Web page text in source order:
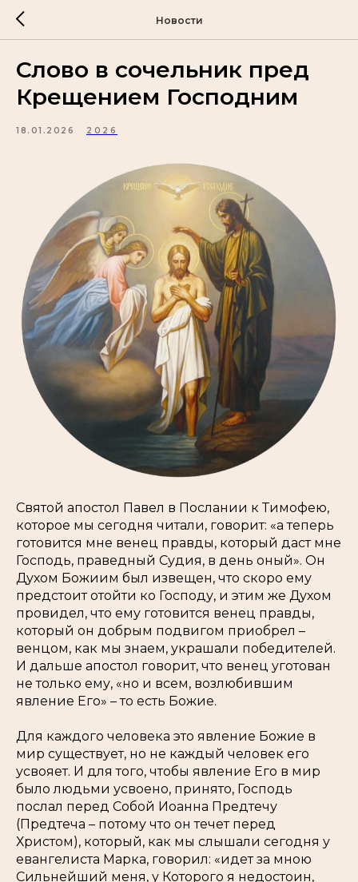
Новости
Слово в сочельник пред
Крещением Господним
18.01.2026 2026
Святой апостол Павел в Послании к Тимофею,
которое мы сегодня читали, говорит: «а теперь
готовится мне венец правды, который даст мне
Господь, праведный Судия, в день оный». Он
Духом Божиим был извещен, что скоро ему
предстоит отойти ко Господу, и этим же Духом
провидел, что ему готовится венец правды,
который он добрым подвигом приобрел –
венцом, как мы знаем, украшали победителей.
И дальше апостол говорит, что венец уготован
не только ему, «но и всем, возлюбившим
явление Его» – то есть Божие.
Для каждого человека это явление Божие в
мир существует, но не каждый человек его
усвояет. И для того, чтобы явление Его в мир
было людьми усвоено, принято, Господь
послал перед Собой Иоанна Предтечу
(Предтеча – потому что он течет перед
Христом), который, как мы слышали сегодня у
евангелиста Марка, говорил: «идет за мною
Сильнейший меня, у Которого я недостоин,